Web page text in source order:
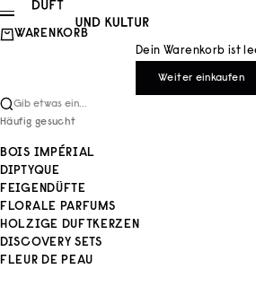
Zum Inhalt springen
Duft und Kultur
Menü
WARENKORB
Dein Warenkorb ist
Weiter einkaufen
Gib etwas ein...
Häufig gesucht
BOIS IMPÉRIAL
DIPTYQUE
FEIGENDÜFTE
FLORALE PARFUMS
HOLZIGE DUFTKERZEN
DISCOVERY SETS
FLEUR DE PEAU